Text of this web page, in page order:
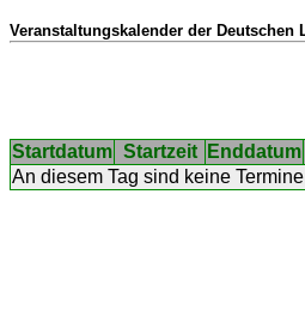
Veranstaltungskalender der Deutschen
Startdatum Startzeit Enddatum
An diesem Tag sind keine